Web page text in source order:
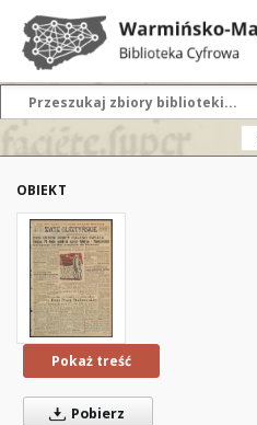
OBIEKT
Pokaż treść
Pobierz